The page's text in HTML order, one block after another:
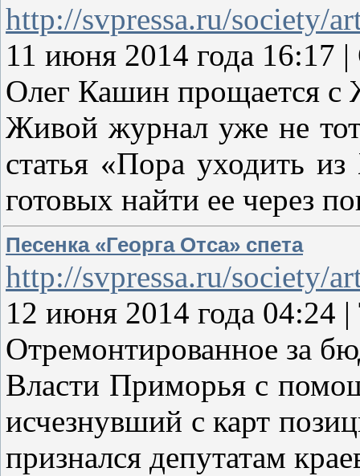
http://svpressa.ru/society/
11 июня 2014 года
Олег Кашин прощается
Живой журнал уже не
статья «Пора уходить
готовых найти ее через
Песенка «Георга Отса» спета
http://svpressa.ru/society/
12 июня 2014 года
Отремонтированное за
Власти Приморья с
исчезнувший с карт
признался депутатам